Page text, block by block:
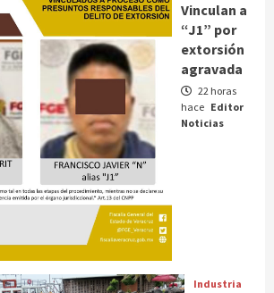
Vinculan a
“J1” por
extorsión
agravada
22 horas
hace Editor
Noticias
Industria